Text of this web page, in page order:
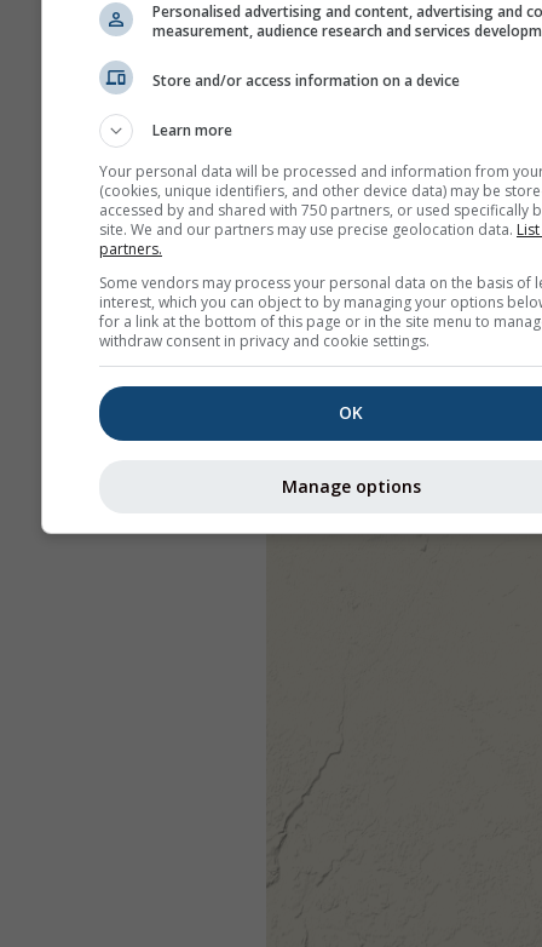
Personalised advertising and content, advertising and
measurement, audience research and services
Store and/or access information on a device
Learn more
Your personal data will be processed and information from
(cookies, unique identifiers, and other device data) may be
accessed by and shared with 750 partners, or used specifically
site. We and our partners may use precise geolocation data.
partners.
Some vendors may process your personal data on the basis of
interest, which you can object to by managing your options
for a link at the bottom of this page or in the site menu to
withdraw consent in privacy and cookie settings.
OK
Manage options